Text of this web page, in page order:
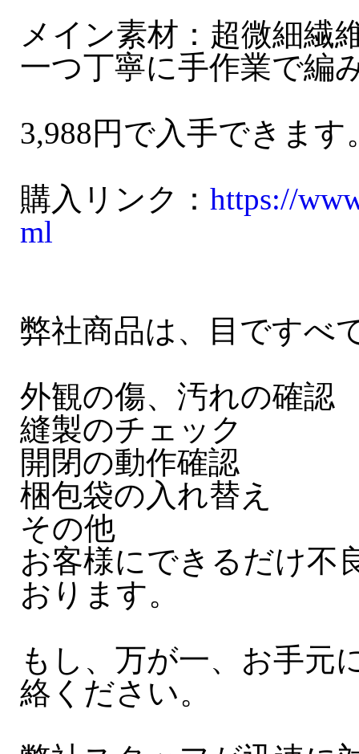
メイン素材：超微細繊
一つ丁寧に手作業で編
3,988円で入手できます
購入リンク： https://
ml
弊社商品は、目ですべ
外観の傷、汚れの確認
縫製のチェック
開閉の動作確認
梱包袋の入れ替え
その他
お客様にできるだけ不
おります。
もし、万が一、お手元
絡ください。